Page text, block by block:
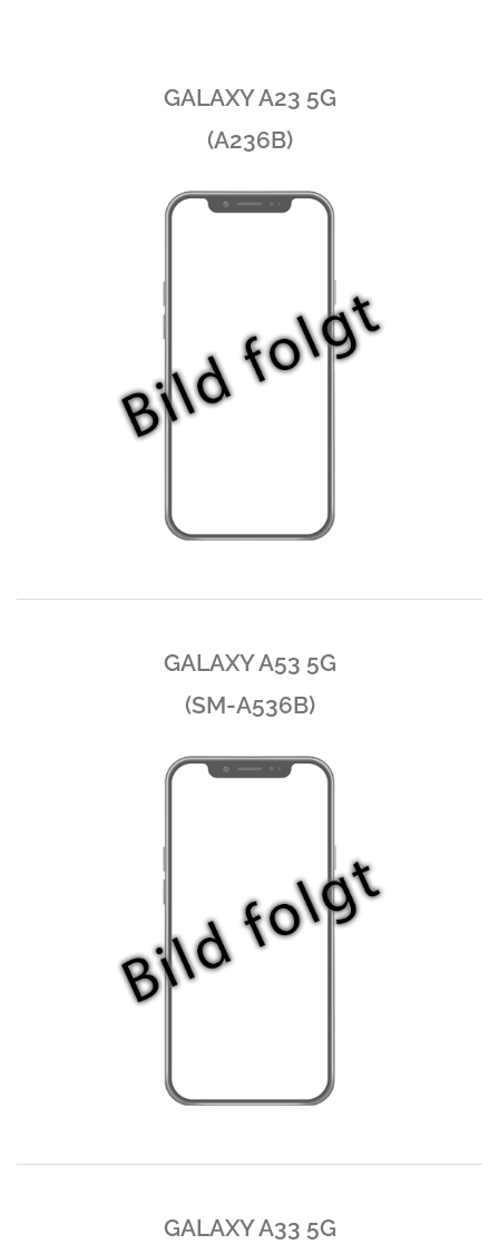
GALAXY A23 5G
(A236B)
GALAXY A53 5G
(SM-A536B)
GALAXY A33 5G